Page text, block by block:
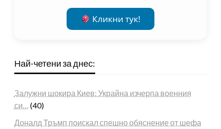
Кликни тук!
Най-четени за днес:
Залужни шокира Киев: Украйна изчерпа военния
си… (40)
Доналд Тръмп поискал спешно обяснение от шефа